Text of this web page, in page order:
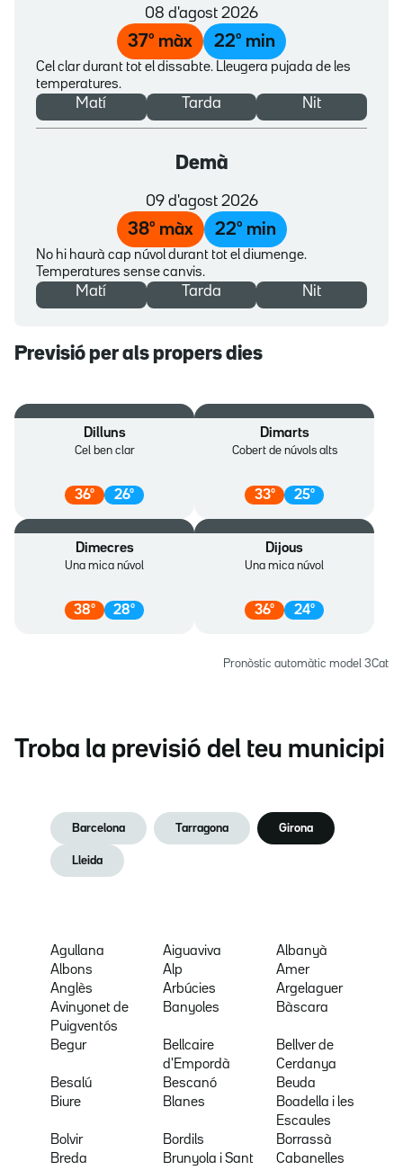
08 d'agost 2026
37º màx 22º min
Cel clar durant tot el dissabte. Lleugera pujada de les
temperatures.
Matí Tarda Nit
Demà
09 d'agost 2026
38º màx 22º min
No hi haurà cap núvol durant tot el diumenge.
Temperatures sense canvis.
Matí Tarda Nit
Previsió per als propers dies
Dilluns
Cel ben clar
36º 26º
Dimarts
Cobert de núvols alts
33º 25º
Dimecres
Una mica núvol
38º 28º
Dijous
Una mica núvol
36º 24º
Pronòstic automàtic model 3Cat
Troba la previsió del teu municipi
Barcelona Tarragona Girona
Lleida
Agullana Aiguaviva
Albanyà
Albons
Alp
Amer
Anglès
Arbúcies
Argelaguer
Avinyonet de
Puigventós
Banyoles Bàscara
Begur
Bellcaire
d'Empordà
Bellver de
Cerdanya
Besalú
Bescanó
Beuda
Biure
Blanes
Boadella i les
Escaules
Bolvir
Bordils
Borrassà
Breda
Brunyola i Sant
Cabanelles